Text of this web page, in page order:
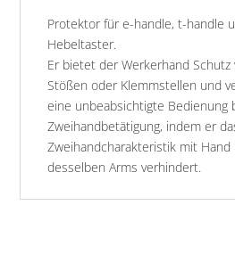
Protektor für e-handle, t-handle
Hebeltaster.
Er bietet der Werkerhand Schutz
Stößen oder Klemmstellen und
eine unbeabsichtigte Bedienung
Zweihandbetätigung, indem er
Zweihandcharakteristik mit Hand
desselben Arms verhindert.